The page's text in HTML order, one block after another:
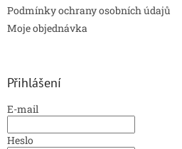
Podmínky ochrany osobních údajů
Moje objednávka
Přihlášení
E-mail
Heslo